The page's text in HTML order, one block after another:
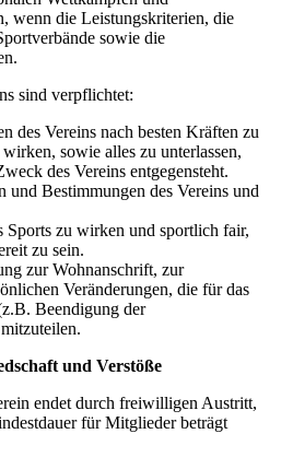
wenn die Leistungskriterien, die
sowie die
sind verpflichtet:
des Vereins nach besten Kräften zu
sowie alles zu unterlassen,
des Vereins entgegensteht.
und Bestimmungen des Vereins und
zu wirken und sportlich fair,
zu sein.
zur Wohnanschrift, zur
Veränderungen, die für das
Beendigung der
und Verstöße
endet durch freiwilligen Austritt,
für Mitglieder beträgt